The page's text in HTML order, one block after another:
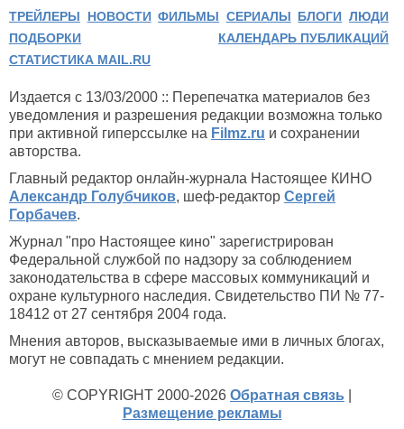
ТРЕЙЛЕРЫ НОВОСТИ ФИЛЬМЫ СЕРИАЛЫ БЛОГИ ЛЮДИ
ПОДБОРКИ
КАЛЕНДАРЬ ПУБЛИКАЦИЙ
СТАТИСТИКА MAIL.RU
Издается с 13/03/2000 :: Перепечатка материалов без
уведомления и разрешения редакции возможна только
при активной гиперссылке на Filmz.ru и сохранении
авторства.
Главный редактор онлайн-журнала Настоящее КИНО
Александр Голубчиков, шеф-редактор Сергей
Горбачев.
Журнал "про Настоящее кино" зарегистрирован
Федеральной службой по надзору за соблюдением
законодательства в сфере массовых коммуникаций и
охране культурного наследия. Свидетельство ПИ № 77-
18412 от 27 сентября 2004 года.
Мнения авторов, высказываемые ими в личных блогах,
могут не совпадать с мнением редакции.
© COPYRIGHT 2000-2026 Обратная связь
Размещение рекламы